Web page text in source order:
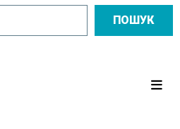
ПОШУК